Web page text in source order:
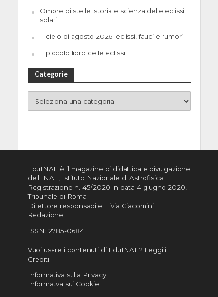
Ombre di stelle: storia e scienza delle eclissi
solari
Il cielo di agosto 2026: eclissi, fauci e rumori
Il piccolo libro delle eclissi
Categorie
EduINAF è il magazine di didattica e divulgazione
dell'INAF, Istituto Nazionale di Astrofisica.
Registrazione n. 45/2020 in data 4 giugno 2020,
Tribunale di Roma
Direttore responsabile: Livia Giacomini
Redazione
ISSN: 2785-0684
Vuoi usare i contenuti di EduINAF? Leggi i
Crediti.
Informativa sulla Privacy
Informatva sui Cookie